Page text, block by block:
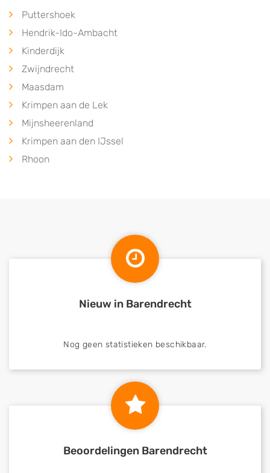
Puttershoek
Hendrik-Ido-Ambacht
Kinderdijk
Zwijndrecht
Maasdam
Krimpen aan de Lek
Mijnsheerenland
Krimpen aan den IJssel
Rhoon
Nieuw in Barendrecht
Nog geen statistieken beschikbaar.
Beoordelingen Barendrecht